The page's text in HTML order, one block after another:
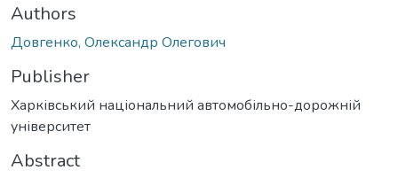
Authors
Довгенко, Олександр Олегович
Publisher
Харківський національний автомобільно-дорожній
університет
Abstract